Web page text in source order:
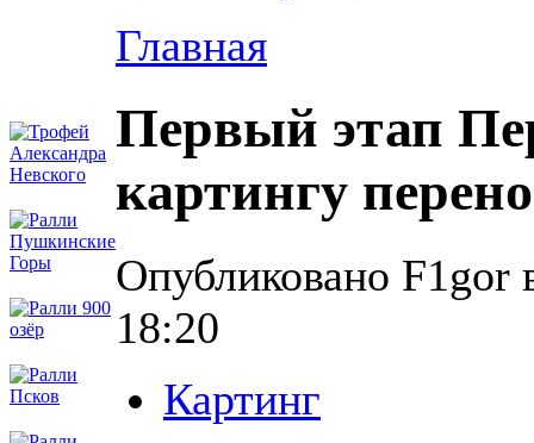
Главная
Первый этап
картингу
Опубликовано
18:20
Картинг